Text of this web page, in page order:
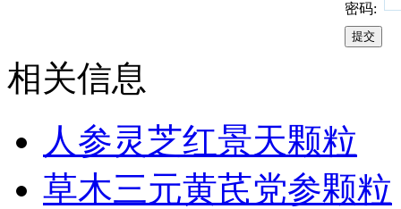
密码:
相关信息
人参灵芝红景天颗粒
草木三元黄芪党参颗粒